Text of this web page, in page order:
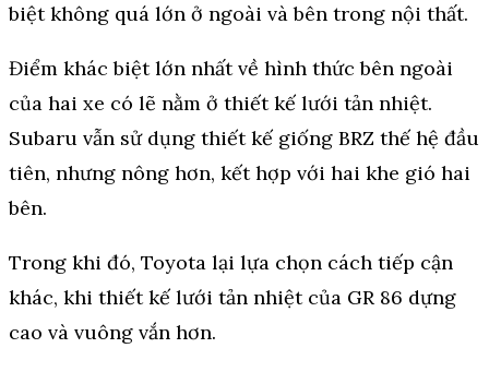
Điểm khác biệt lớn nhất về hình thức bên ngoài
của hai xe có lẽ nằm ở thiết kế lưới tản nhiệt.
Subaru vẫn sử dụng thiết kế giống BRZ thế hệ đầu
tiên, nhưng nông hơn, kết hợp với hai khe gió hai
bên.
Trong khi đó, Toyota lại lựa chọn cách tiếp cận
khác, khi thiết kế lưới tản nhiệt của GR 86 dựng
cao và vuông vắn hơn.